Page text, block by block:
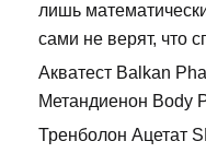
лишь
сами не верят, что
Акватест Balkan
Метандиенон Body
Тренболон Ацетат